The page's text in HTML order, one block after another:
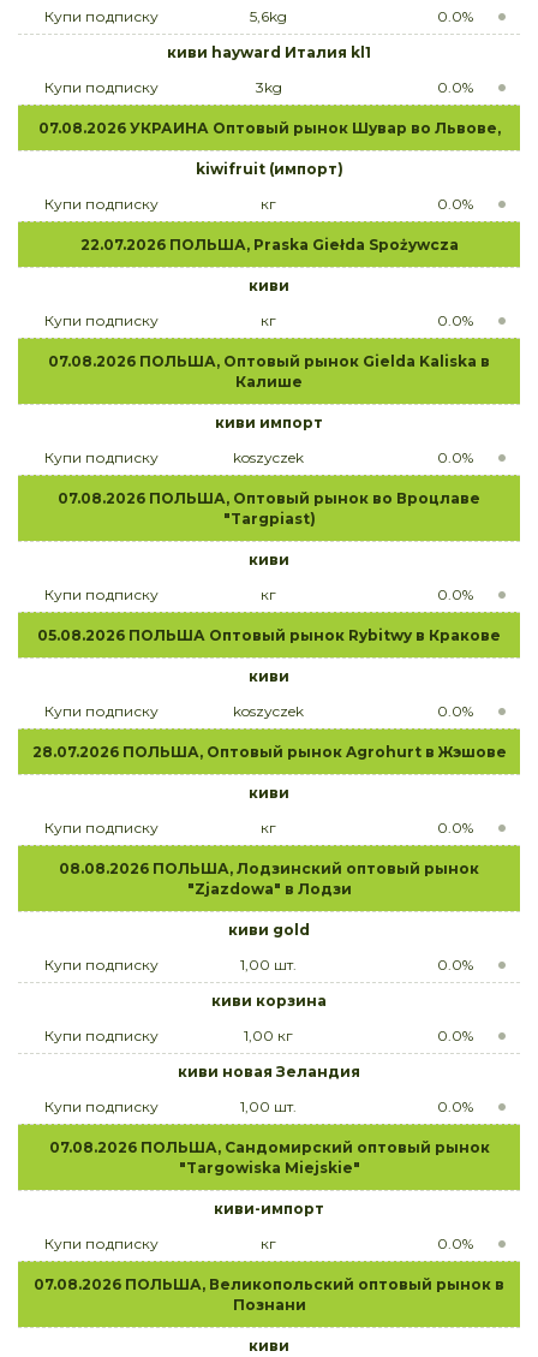
Купи подписку 5,6kg
0.0%
киви hayward Италия kl1
Купи подписку
3kg 0.0%
07.08.2026 УКРАИНА Оптовый рынок Шувар во Львове,
kiwifruit (импорт)
Купи подписку
кг 0.0%
22.07.2026 ПОЛЬША, Praska Giełda Spożywcza
киви
Купи подписку
кг 0.0%
07.08.2026 ПОЛЬША, Оптовый рынок Gielda Kaliska в
Калише
киви импорт
Купи подписку
koszyczek 0.0%
07.08.2026 ПОЛЬША, Оптовый рынок во Вроцлаве
"Targpiast)
киви
Купи подписку
кг 0.0%
05.08.2026 ПОЛЬША Оптовый рынок Rybitwy в Кракове
киви
Купи подписку
koszyczek 0.0%
28.07.2026 ПОЛЬША, Оптовый рынок Agrohurt в Жэшове
киви
Купи подписку
кг 0.0%
08.08.2026 ПОЛЬША, Лодзинский оптовый рынок
"Zjazdowa" в Лодзи
киви gold
Купи подписку
1,00 шт.
0.0%
киви корзина
Купи подписку
1,00 кг
0.0%
киви новая Зеландия
Купи подписку
1,00 шт. 0.0%
07.08.2026 ПОЛЬША, Сандомирский оптовый рынок
"Targowiska Miejskie"
киви-импорт
Купи подписку
кг 0.0%
07.08.2026 ПОЛЬША, Великопольский оптовый рынок в
Познани
киви